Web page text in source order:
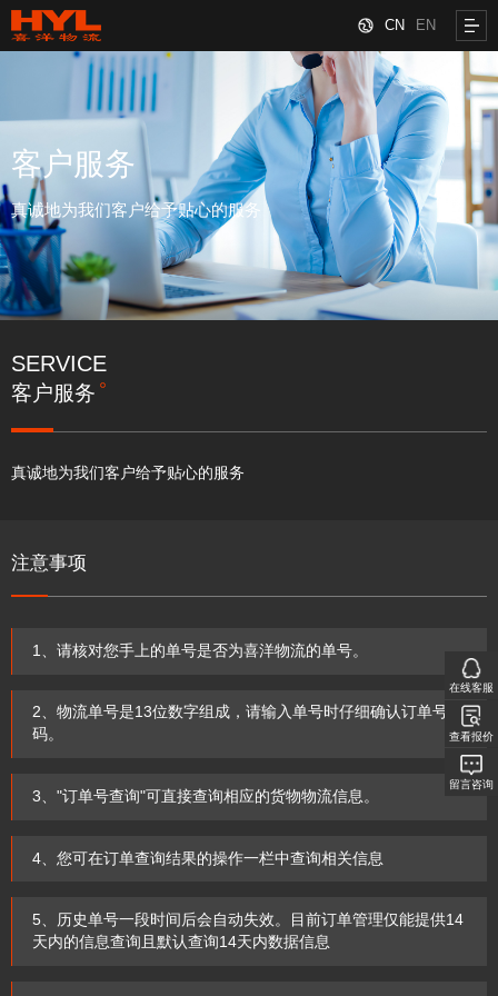
CN EN
在线客服
查看报价
留言咨询
客户服务
真诚地为我们客户给予贴心的服务
SERVICE
客户服务
真诚地为我们客户给予贴心的服务
注意事项
1、请核对您手上的单号是否为喜洋物流的单号。
2、物流单号是13位数字组成，请输入单号时仔细确认订单号
码。
3、"订单号查询"可直接查询相应的货物物流信息。
4、您可在订单查询结果的操作一栏中查询相关信息
5、历史单号一段时间后会自动失效。目前订单管理仅能提供14
天内的信息查询且默认查询14天内数据信息